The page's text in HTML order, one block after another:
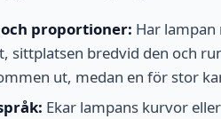
och proportioner: Har
sittplatsen bredvid den och
ut, medan en för stor
Ekar lampans kurvor